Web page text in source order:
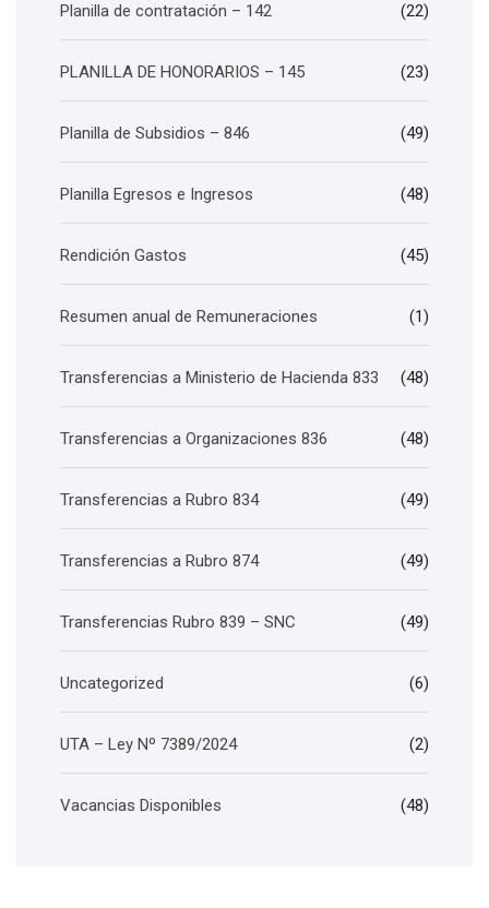
Planilla de contratación – 142 (22)
PLANILLA DE HONORARIOS – 145 (23)
Planilla de Subsidios – 846 (49)
Planilla Egresos e Ingresos (48)
Rendición Gastos (45)
Resumen anual de Remuneraciones (1)
Transferencias a Ministerio de Hacienda 833 (48)
Transferencias a Organizaciones 836 (48)
Transferencias a Rubro 834 (49)
Transferencias a Rubro 874 (49)
Transferencias Rubro 839 – SNC (49)
Uncategorized (6)
UTA – Ley Nº 7389/2024 (2)
Vacancias Disponibles (48)